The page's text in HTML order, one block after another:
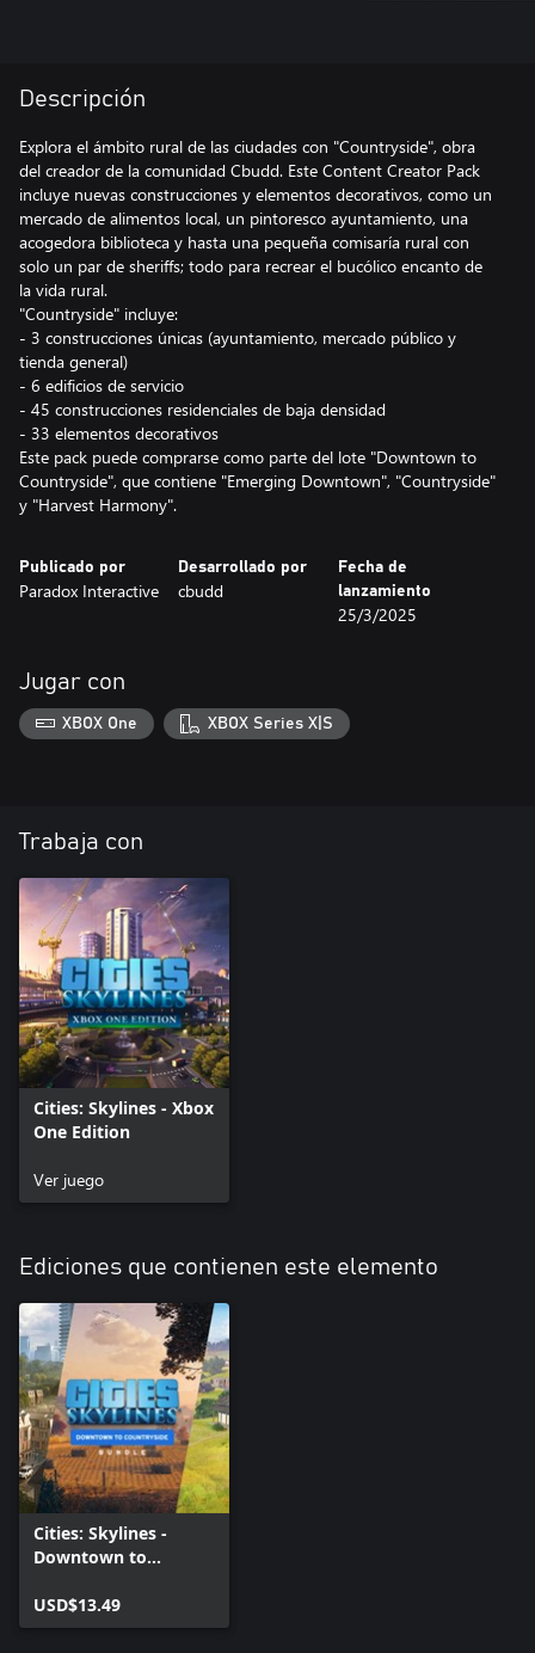
Descripción
Explora el ámbito rural de las ciudades con "Countryside", obra
del creador de la comunidad Cbudd. Este Content Creator Pack
incluye nuevas construcciones y elementos decorativos, como un
mercado de alimentos local, un pintoresco ayuntamiento, una
acogedora biblioteca y hasta una pequeña comisaría rural con
solo un par de sheriffs; todo para recrear el bucólico encanto de
la vida rural.
"Countryside" incluye:
- 3 construcciones únicas (ayuntamiento, mercado público y
tienda general)
- 6 edificios de servicio
- 45 construcciones residenciales de baja densidad
- 33 elementos decorativos
Este pack puede comprarse como parte del lote "Downtown to
Countryside", que contiene "Emerging Downtown", "Countryside"
y "Harvest Harmony".
Publicado por
Paradox Interactive
Desarrollado por
cbudd
Fecha de
lanzamiento
25/3/2025
Jugar con
XBOX One XBOX Series X|S
Trabaja con
Cities: Skylines - Xbox
One Edition
Ver juego
Ediciones que contienen este elemento
Cities: Skylines -
Downtown to
USD$13.49